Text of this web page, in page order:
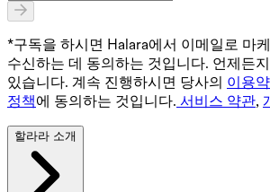
*구독을 하시면 Halara에서 이메일로 마
수신하는 데 동의하는 것입니다. 언제든
있습니다. 계속 진행하시면 당사의 이용
정책에 동의하는 것입니다. 서비스 약관,
할라라 소개